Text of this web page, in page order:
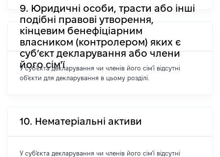
9. Юридичні особи, трасти або інші
подібні правові утворення,
кінцевим бенефіціарним
власником (контролером) яких є
суб’єкт декларування або члени
його сім'ї
У суб'єкта декларування чи членів його сім'ї відсутні
об'єкти для декларування в цьому розділі.
10. Нематеріальні активи
У суб'єкта декларування чи членів його сім'ї відсутні